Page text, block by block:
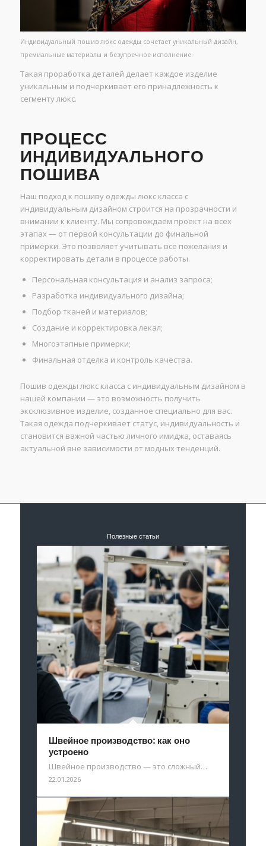
Индивидуальный пошив люкс одежды сочетает уникальный дизайн,
премиальные материалы и безупречное исполнение.
Такая проработка деталей делает каждое изделие
уникальным и подчеркивает его принадлежность к
сегменту люкс.
ПРОЦЕСС
ИНДИВИДУАЛЬНОГО
ПОШИВА
Наш подход к пошиву одежды люкс класса с
индивидуальным дизайном строится на прозрачности и
внимании к клиенту. Мы сопровождаем проект на всех
этапах — от первой консультации до финальной
примерки. Это позволяет учитывать все пожелания и
корректировать детали в процессе работы.
Персональная консультация и анализ запроса;
Разработка индивидуального дизайна;
Подбор тканей и материалов;
Создание и корректировка лекал;
Многоэтапные примерки;
Финальная отделка и контроль качества.
Пошив одежды люкс класса с индивидуальным дизайном в
нашей компании — это возможность получить
эксклюзивное изделие, созданное специально для вас.
Такая одежда подчеркивает статус, индивидуальность и
становится важной частью личного имиджа, оставаясь
актуальной вне зависимости от модных тенденций.
Полезные статьи
Швейное производство: как оно
устроено
Швейное производство — это сложный…
22.01.2026